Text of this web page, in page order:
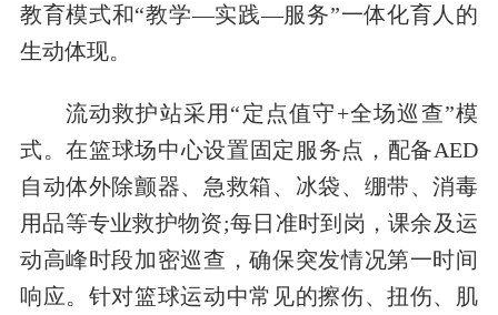
教育模式和“教学—实践—服务”一体化育人的
生动体现。
流动救护站采用“定点值守+全场巡查”模
式。在篮球场中心设置固定服务点，配备AED
自动体外除颤器、急救箱、冰袋、绷带、消毒
用品等专业救护物资;每日准时到岗，课余及运
动高峰时段加密巡查，确保突发情况第一时间
响应。针对篮球运动中常见的擦伤、扭伤、肌